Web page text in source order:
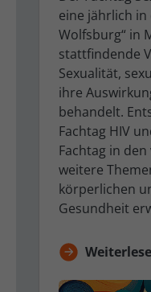
eine jährlich in
Wolfsburg“ in
stattfindende
Sexualität,
ihre
behandelt.
Fachtag HIV
Fachtag in
weitere
körperlichen
Gesundheit